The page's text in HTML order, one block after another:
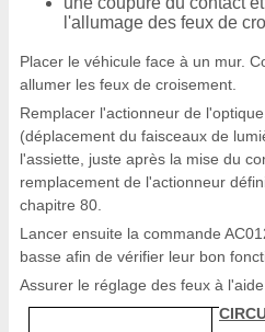
l'allumage des feux de
Placer le véhicule face à un mur.
allumer les feux de croisement.
Remplacer l'actionneur de
(déplacement du faisceaux de
l'assiette, juste après la mise du
remplacement de l'actionneur
chapitre 80.
Lancer ensuite la commande
basse afin de vérifier leur bon
Assurer le réglage des feux à